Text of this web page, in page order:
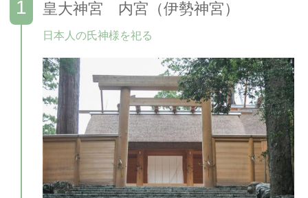
皇大神宮 内宮（伊勢神宮）
日本人の氏神様を祀る